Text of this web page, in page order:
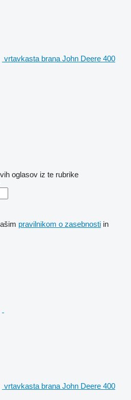
vrtavkasta brana John Deere 400
oglasov iz te rubrike
pravilnikom o zasebnosti in
vrtavkasta brana John Deere 400